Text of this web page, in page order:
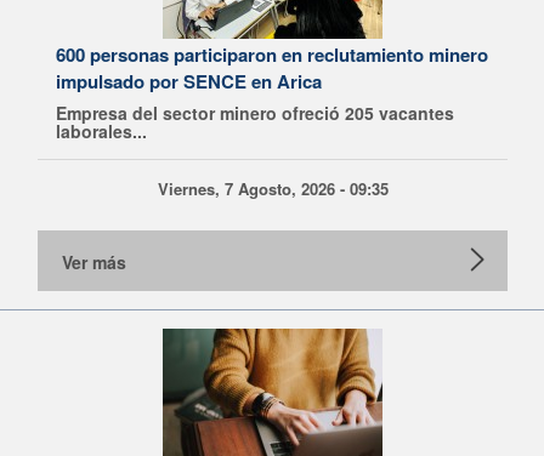
600 personas participaron en reclutamiento minero
impulsado por SENCE en Arica
Empresa del sector minero ofreció 205 vacantes
laborales...
Viernes, 7 Agosto, 2026 - 09:35
Ver más